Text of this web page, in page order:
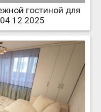
гостиной для